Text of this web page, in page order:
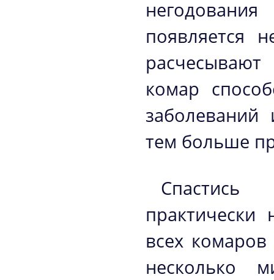
появляется
комар
тем больше
Спастись
всех
несколько